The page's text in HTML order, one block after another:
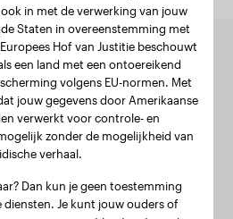
van
Bearded
in met de verwerking van jouw
Staten in overeenstemming met
Hof van Justitie beschouwt
een land met een ontoereikend
volgens EU-normen. Met
jouw gegevens door Amerikaanse
verwerkt voor controle- en
zonder de mogelijkheid van
verhaal.
Dan kun je geen toestemming
Je kunt jouw ouders of